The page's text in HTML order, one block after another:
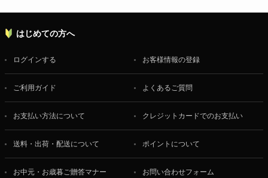
はじめての方へ
ログインする お客様情報の登録
ご利用ガイド よくあるご質問
お支払い方法について クレジットカードでのお支払い
送料・出荷・配送について ポイントについて
お中元・お歳暮ご贈答マナー お問い合わせフォーム